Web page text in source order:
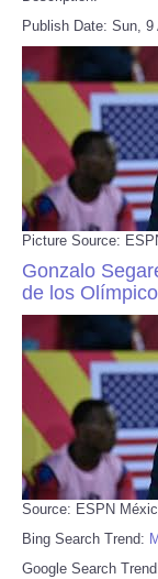
Publish Date: Sun, 9
Picture Source:
Gonzalo
de los
Source: ESPN
Bing Search Trend:
Google Search